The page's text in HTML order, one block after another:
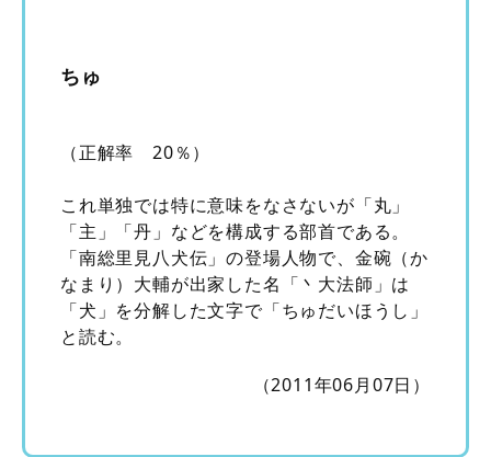
ちゅ
（正解率 20％）
これ単独では特に意味をなさないが「丸」
「主」「丹」などを構成する部首である。
「南総里見八犬伝」の登場人物で、金碗（か
なまり）大輔が出家した名「丶大法師」は
「犬」を分解した文字で「ちゅだいほうし」
と読む。
（2011年06月07日）